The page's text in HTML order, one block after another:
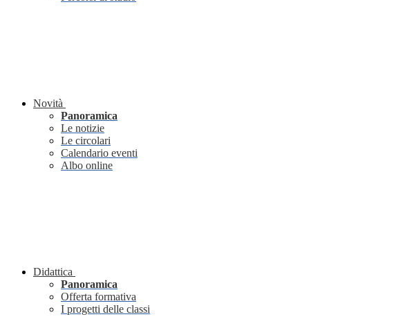
Novità
Panoramica
Le notizie
Le circolari
Calendario eventi
Albo online
Didattica
Panoramica
Offerta formativa
I progetti delle classi